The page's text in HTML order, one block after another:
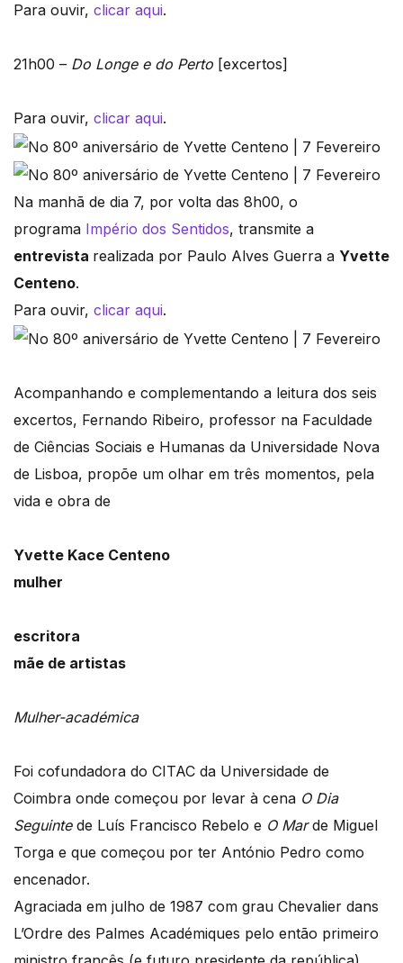
Para ouvir, clicar aqui.
21h00 – Do Longe e do Perto [excertos]
Para ouvir, clicar aqui.
Na manhã de dia 7, por volta das 8h00, o
programa Império dos Sentidos, transmite a
entrevista realizada por Paulo Alves Guerra a Yvette
Centeno.
Para ouvir, clicar aqui.
Acompanhando e complementando a leitura dos seis
excertos, Fernando Ribeiro, professor na Faculdade
de Ciências Sociais e Humanas da Universidade Nova
de Lisboa, propõe um olhar em três momentos, pela
vida e obra de
Yvette Kace Centeno
mulher
escritora
mãe de artistas
Mulher-académica
Foi cofundadora do CITAC da Universidade de
Coimbra onde começou por levar à cena O Dia
Seguintede Luís Francisco Rebelo e O Marde Miguel
Torga e que começou por ter António Pedro como
encenador.
Agraciada em julho de 1987 com grau Chevalier dans
L’Ordre des Palmes Académiques pelo então primeiro